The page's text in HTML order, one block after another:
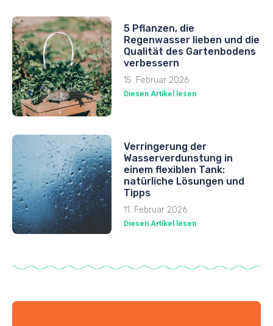
5 Pflanzen, die
Regenwasser lieben und die
Qualität des Gartenbodens
verbessern
15. Februar 2026
Diesen Artikel lesen
Verringerung der
Wasserverdunstung in
einem flexiblen Tank:
natürliche Lösungen und
Tipps
11. Februar 2026
Diesen Artikel lesen